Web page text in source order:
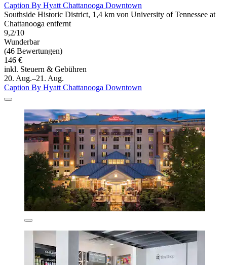
Caption By Hyatt Chattanooga Downtown
Southside Historic District, 1,4 km von University of Tennessee at
Chattanooga entfernt
9,2/10
Wunderbar
(46 Bewertungen)
146 €
inkl. Steuern & Gebühren
20. Aug.–21. Aug.
Caption By Hyatt Chattanooga Downtown